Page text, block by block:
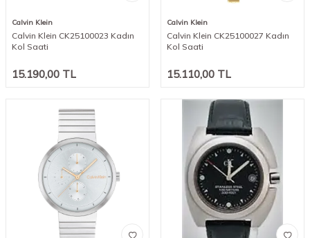
Calvin Klein
Calvin Klein CK25100023 Kadın
Kol Saati
15.190,00 TL
Calvin Klein
Calvin Klein CK25100027 Kadın
Kol Saati
15.110,00 TL